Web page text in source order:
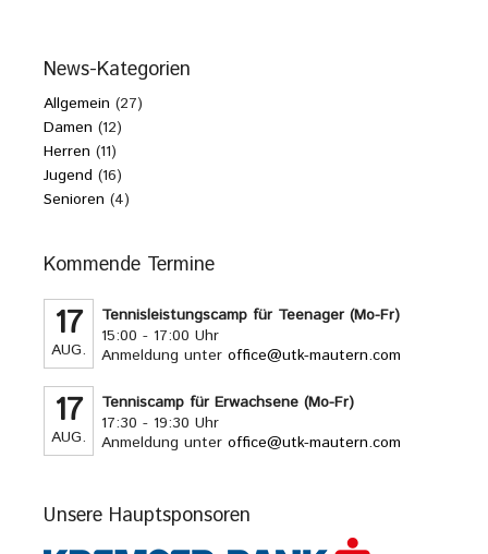
News-Kategorien
Allgemein (27)
Damen (12)
Herren (11)
Jugend (16)
Senioren (4)
Kommende Termine
17
AUG.
Tennisleistungscamp für Teenager (Mo-Fr)
15:00 - 17:00 Uhr
Anmeldung unteroffice@utk-mautern.com
17
AUG.
Tenniscamp für Erwachsene (Mo-Fr)
17:30 - 19:30 Uhr
Anmeldung unteroffice@utk-mautern.com
Unsere Hauptsponsoren